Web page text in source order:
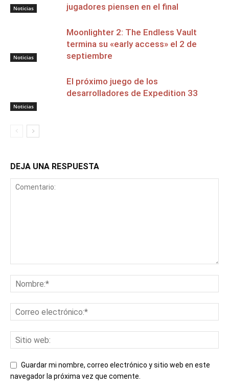
Noticias
jugadores piensen en el final
Noticias
Moonlighter 2: The Endless Vault
termina su «early access» el 2 de
septiembre
Noticias
El próximo juego de los
desarrolladores de Expedition 33
DEJA UNA RESPUESTA
Guardar mi nombre, correo electrónico y sitio web en este
navegador la próxima vez que comente.